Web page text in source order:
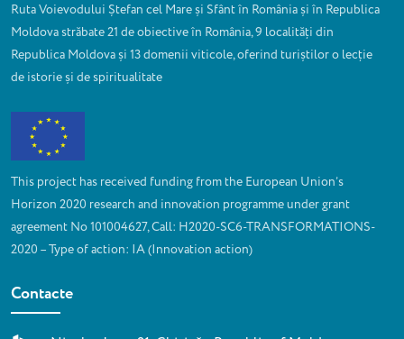
Ruta Voievodului Ștefan cel Mare și Sfânt în România și în Republica
Moldova străbate 21 de obiective în România, 9 localități din
Republica Moldova și 13 domenii viticole, oferind turiștilor o lecție
de istorie și de spiritualitate
This project has received funding from the European Union’s
Horizon 2020 research and innovation programme under grant
agreement No 101004627, Call: H2020-SC6-TRANSFORMATIONS-
2020 – Type of action: IA (Innovation action)
Contacte